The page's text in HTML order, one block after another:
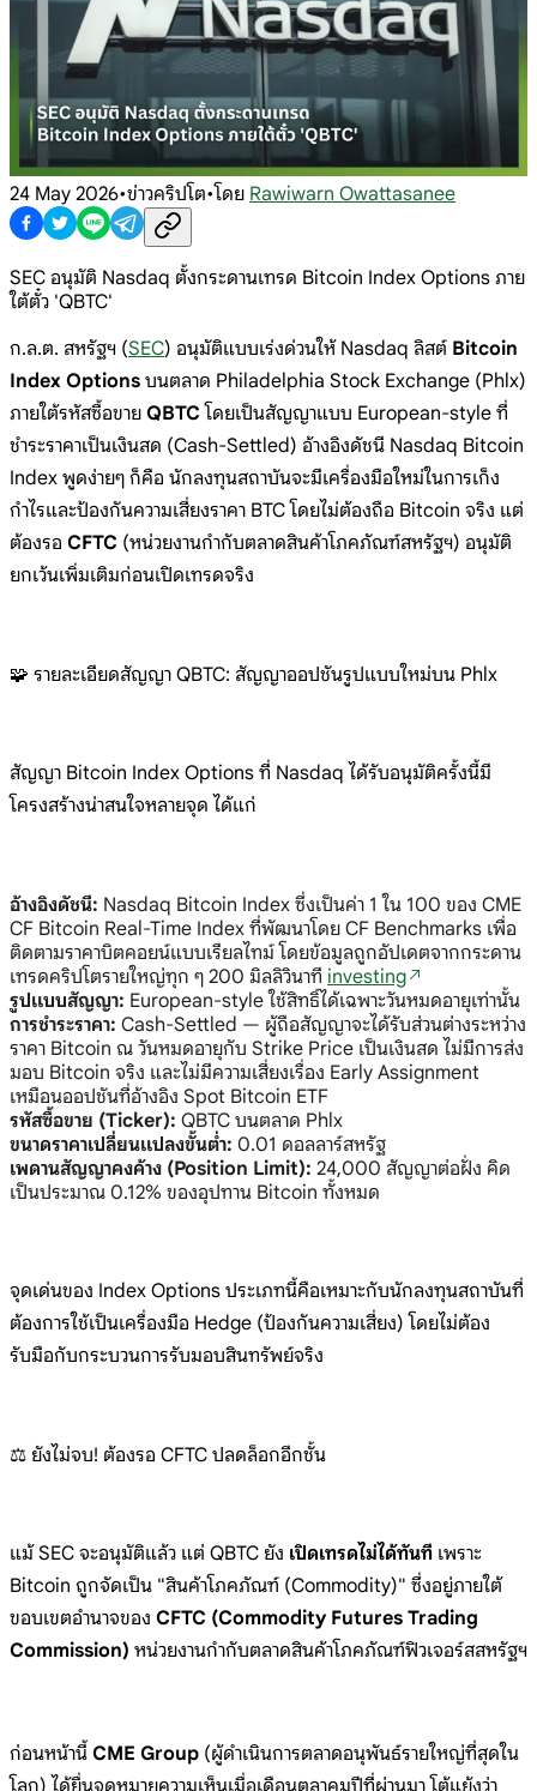
24 May 2026•ข่าวคริปโต•โดย Rawiwarn Owattasanee
SEC อนุมัติ Nasdaq ตั้งกระดานเทรด Bitcoin Index Options ภาย
ใต้ตั๋ว 'QBTC'
ก.ล.ต. สหรัฐฯ (SEC) อนุมัติแบบเร่งด่วนให้ Nasdaq ลิสต์ Bitcoin
Index Options บนตลาด Philadelphia Stock Exchange (Phlx)
ภายใต้รหัสซื้อขาย QBTC โดยเป็นสัญญาแบบ European-style ที่
ชำระราคาเป็นเงินสด (Cash-Settled) อ้างอิงดัชนี Nasdaq Bitcoin
Index พูดง่ายๆ ก็คือ นักลงทุนสถาบันจะมีเครื่องมือใหม่ในการเก็ง
กำไรและป้องกันความเสี่ยงราคา BTC โดยไม่ต้องถือ Bitcoin จริง แต่
ต้องรอ CFTC (หน่วยงานกำกับตลาดสินค้าโภคภัณฑ์สหรัฐฯ) อนุมัติ
ยกเว้นเพิ่มเติมก่อนเปิดเทรดจริง
🧩 รายละเอียดสัญญา QBTC: สัญญาออปชันรูปแบบใหม่บน Phlx
สัญญา Bitcoin Index Options ที่ Nasdaq ได้รับอนุมัติครั้งนี้มี
โครงสร้างน่าสนใจหลายจุด ได้แก่
อ้างอิงดัชนี: Nasdaq Bitcoin Index ซึ่งเป็นค่า 1 ใน 100 ของ CME
CF Bitcoin Real-Time Index ที่พัฒนาโดย CF Benchmarks เพื่อ
ติดตามราคาบิตคอยน์แบบเรียลไทม์ โดยข้อมูลถูกอัปเดตจากกระดาน
เทรดคริปโตรายใหญ่ทุก ๆ 200 มิลลิวินาที investing
รูปแบบสัญญา: European-style ใช้สิทธิ์ได้เฉพาะวันหมดอายุเท่านั้น
การชำระราคา: Cash-Settled — ผู้ถือสัญญาจะได้รับส่วนต่างระหว่าง
ราคา Bitcoin ณ วันหมดอายุกับ Strike Price เป็นเงินสด ไม่มีการส่ง
มอบ Bitcoin จริง และไม่มีความเสี่ยงเรื่อง Early Assignment
เหมือนออปชันที่อ้างอิง Spot Bitcoin ETF
รหัสซื้อขาย (Ticker): QBTC บนตลาด Phlx
ขนาดราคาเปลี่ยนแปลงขั้นต่ำ: 0.01 ดอลลาร์สหรัฐ
เพดานสัญญาคงค้าง (Position Limit): 24,000 สัญญาต่อฝั่ง คิด
เป็นประมาณ 0.12% ของอุปทาน Bitcoin ทั้งหมด
จุดเด่นของ Index Options ประเภทนี้คือเหมาะกับนักลงทุนสถาบันที่
ต้องการใช้เป็นเครื่องมือ Hedge (ป้องกันความเสี่ยง) โดยไม่ต้อง
รับมือกับกระบวนการรับมอบสินทรัพย์จริง
⚖️ ยังไม่จบ! ต้องรอ CFTC ปลดล็อกอีกชั้น
แม้ SEC จะอนุมัติแล้ว แต่ QBTC ยัง เปิดเทรดไม่ได้ทันที เพราะ
Bitcoin ถูกจัดเป็น "สินค้าโภคภัณฑ์ (Commodity)" ซึ่งอยู่ภายใต้
ขอบเขตอำนาจของ CFTC (Commodity Futures Trading
Commission) หน่วยงานกำกับตลาดสินค้าโภคภัณฑ์ฟิวเจอร์สสหรัฐฯ
ก่อนหน้านี้ CME Group (ผู้ดำเนินการตลาดอนุพันธ์รายใหญ่ที่สุดใน
โลก) ได้ยื่นจดหมายความเห็นเมื่อเดือนตุลาคมปีที่ผ่านมา โต้แย้งว่า